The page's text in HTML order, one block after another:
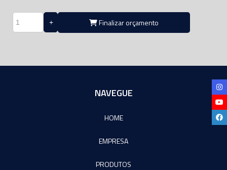
Finalizar orçamento
NAVEGUE
HOME
EMPRESA
PRODUTOS